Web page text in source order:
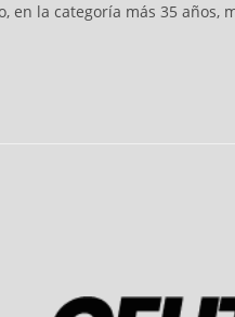
en la categoría más 35